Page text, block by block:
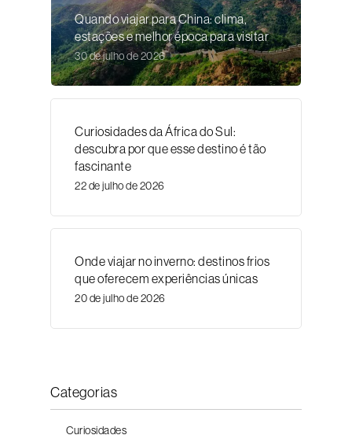
Quando viajar para China: clima,
estações e melhor época para visitar
30 de julho de 2026
Curiosidades da África do Sul:
descubra por que esse destino é tão
fascinante
22 de julho de 2026
Onde viajar no inverno: destinos frios
que oferecem experiências únicas
20 de julho de 2026
Categorias
Curiosidades